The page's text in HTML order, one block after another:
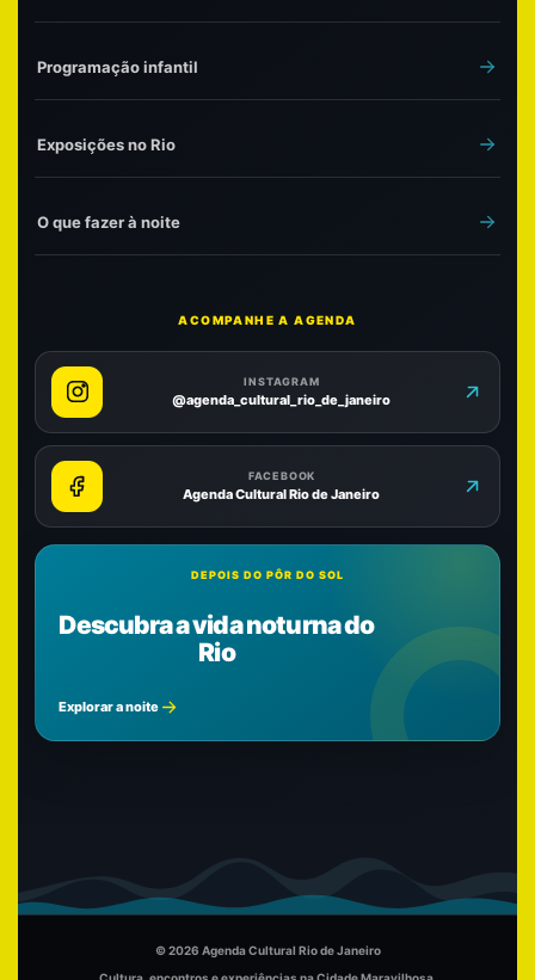
Programação infantil
Exposições no Rio
O que fazer à noite
ACOMPANHE A AGENDA
INSTAGRAM
@agenda_cultural_rio_de_janeiro
FACEBOOK
Agenda Cultural Rio de Janeiro
DEPOIS DO PÔR DO SOL
Descubra a vida noturna do
Rio
Explorar a noite
© 2026 Agenda Cultural Rio de Janeiro